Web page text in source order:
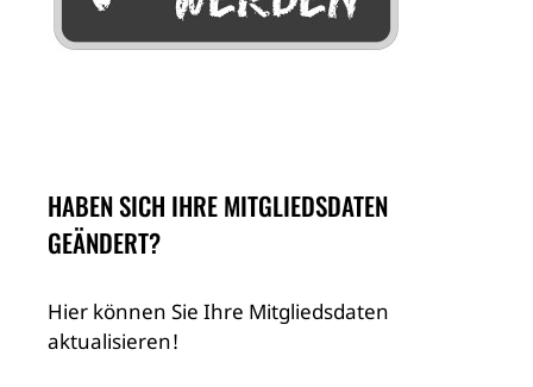
HABEN SICH IHRE MITGLIEDSDATEN
GEÄNDERT?
Hier können Sie Ihre Mitgliedsdaten
aktualisieren!